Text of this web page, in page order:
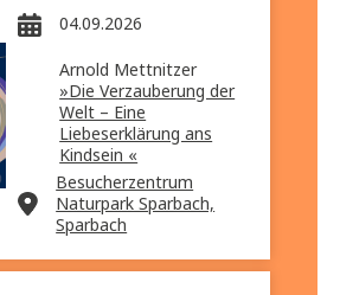
04.09.2026
Arnold Mettnitzer
»Die Verzauberung der
Welt – Eine
Liebeserklärung ans
Kindsein «
Besucherzentrum
Naturpark Sparbach,
Sparbach